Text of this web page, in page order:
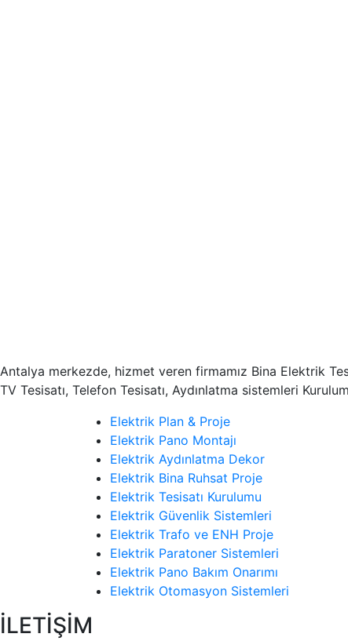
Antalya merkezde, hizmet veren firmamız Bina Elektrik
TV Tesisatı, Telefon Tesisatı, Aydınlatma sistemleri
Elektrik Plan & Proje
Elektrik Pano Montajı
Elektrik Aydınlatma Dekor
Elektrik Bina Ruhsat Proje
Elektrik Tesisatı Kurulumu
Elektrik Güvenlik Sistemleri
Elektrik Trafo ve ENH Proje
Elektrik Paratoner Sistemleri
Elektrik Pano Bakım Onarımı
Elektrik Otomasyon Sistemleri
İLETİŞİM